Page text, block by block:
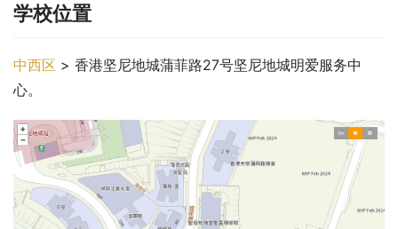
学校位置
中西区 > 香港坚尼地城蒲菲路27号坚尼地城明爱服务中
心。